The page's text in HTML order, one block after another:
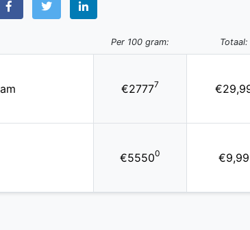
Per 100 gram: Totaal:
€27777
€55500 €9,99